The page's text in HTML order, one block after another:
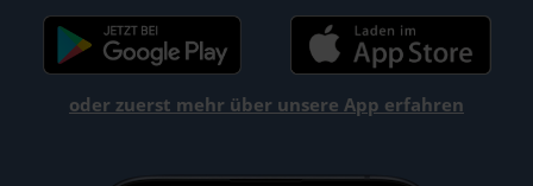
oder zuerst mehr über unsere App erfahren